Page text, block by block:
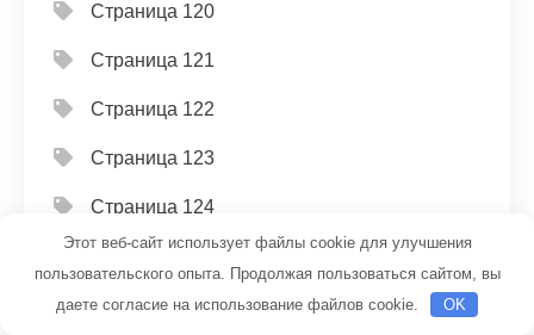
Страница 120
Страница 121
Страница 122
Страница 123
Страница 124
Страница 126
Этот веб-сайт использует файлы cookie для улучшения
пользовательского опыта. Продолжая пользоваться сайтом, вы
даете согласие на использование файлов cookie.
OK